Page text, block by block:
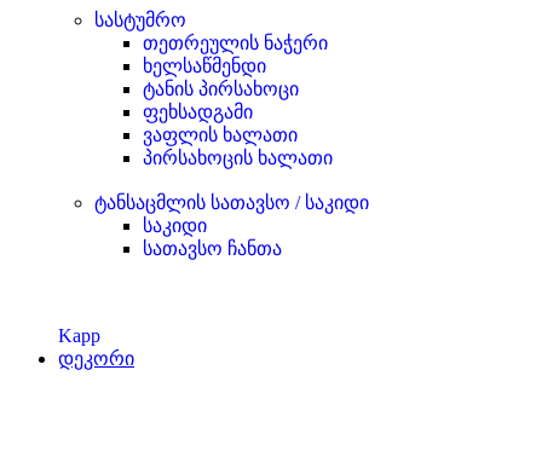
სასტუმრო
თეთრეულის ნაჭერი
ხელსაწმენდი
ტანის პირსახოცი
ფეხსადგამი
ვაფლის ხალათი
პირსახოცის ხალათი
ტანსაცმლის სათავსო / საკიდი
საკიდი
სათავსო ჩანთა
Kapp
დეკორი